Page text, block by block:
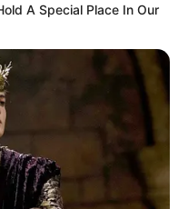
A Special Place In Our